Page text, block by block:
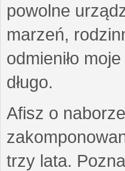
powolne
marzeń,
odmieniło
długo.
Afisz o
trzy lata.